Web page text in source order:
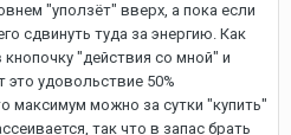
"уползёт" вверх, а пока если
сдвинуть туда за энергию. Как
"действия со мной" и
это удовольствие 50%
максимум можно за сутки "купить"
так что в запас брать